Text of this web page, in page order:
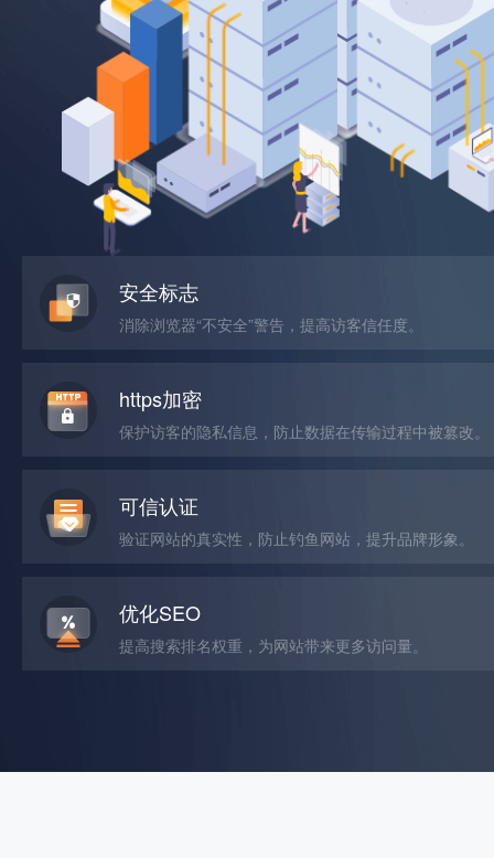
安全标志
消除浏览器“不安全”警告，提高访客信任度。
https加密
保护访客的隐私信息，防止数据在传输过程中被篡改。
可信认证
验证网站的真实性，防止钓鱼网站，提升品牌形象。
优化SEO
提高搜索排名权重，为网站带来更多访问量。